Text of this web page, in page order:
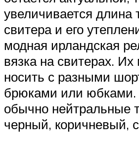
увеличивается длина
свитера и его
модная ирландская
вязка на свитерах.
носить с разными
брюками или
обычно нейтральные
черный, коричневый,